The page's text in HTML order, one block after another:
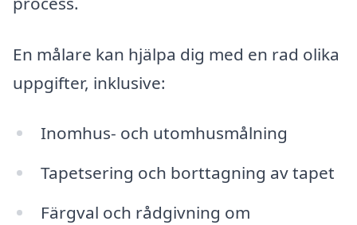
En målare kan hjälpa dig med en rad olika
uppgifter, inklusive:
Inomhus- och utomhusmålning
Tapetsering och borttagning av tapet
Färgval och rådgivning om